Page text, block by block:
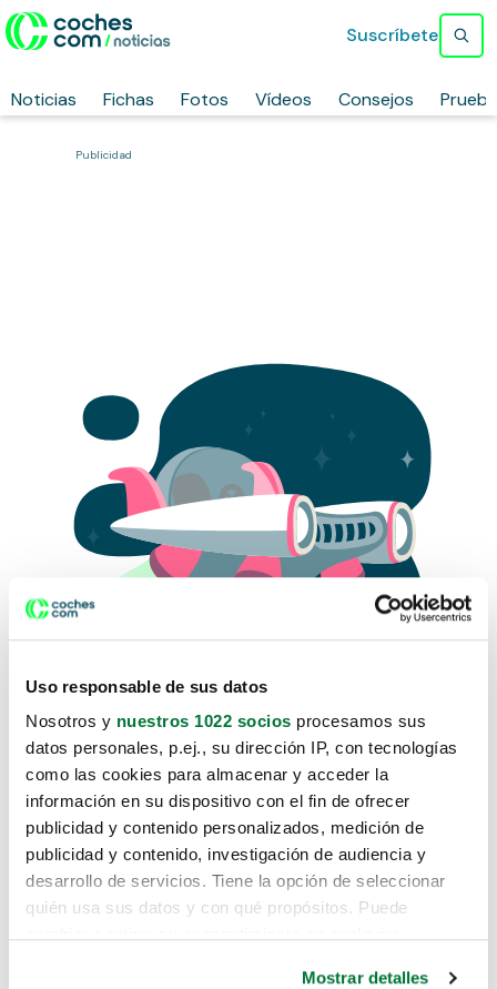
Uso responsable de sus datos
Nosotros y nuestros 1022 socios procesamos sus
datos personales, p.ej., su dirección IP, con tecnologías
como las cookies para almacenar y acceder la
información en su dispositivo con el fin de ofrecer
publicidad y contenido personalizados, medición de
publicidad y contenido, investigación de audiencia y
desarrollo de servicios. Tiene la opción de seleccionar
quién usa sus datos y con qué propósitos. Puede
Mostrar detalles
Noticias Fichas Fotos Vídeos Consejos
Suscríbete
Publicidad
Lo sentimos, no sabemos como
te hemos traido hasta aquí.
Pero puedes encontrar el coche que estás
buscando en alguno de estos enlaces: